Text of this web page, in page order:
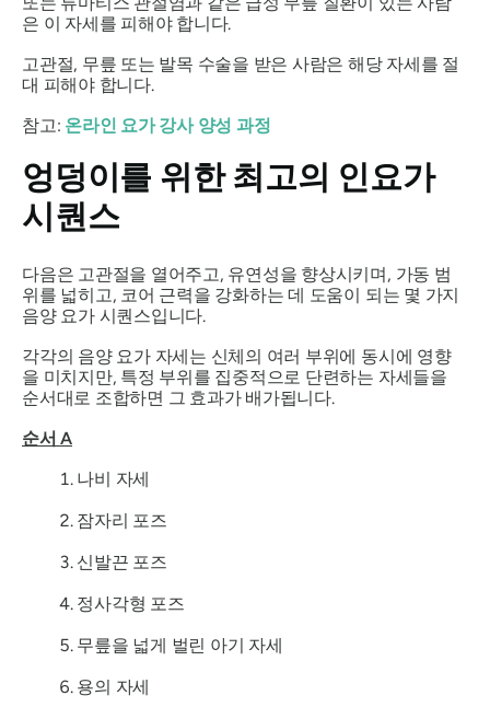
은 이 자세를 피해야 합니다.
고관절, 무릎 또는 발목 수술을 받은 사람은 해당 자세를 절
대 피해야 합니다.
참고: 온라인 요가 강사 양성 과정
엉덩이를 위한 최고의 인요가
시퀀스
다음은 고관절을 열어주고, 유연성을 향상시키며, 가동 범
위를 넓히고, 코어 근력을 강화하는 데 도움이 되는 몇 가지
음양 요가 시퀀스입니다.
각각의 음양 요가 자세는 신체의 여러 부위에 동시에 영향
을 미치지만, 특정 부위를 집중적으로 단련하는 자세들을
순서대로 조합하면 그 효과가 배가됩니다.
순서 A
나비 자세
잠자리 포즈
신발끈 포즈
정사각형 포즈
무릎을 넓게 벌린 아기 자세
용의 자세